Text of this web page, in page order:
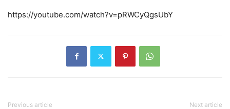
https://youtube.com/watch?v=pRWCyQgsUbY
Previous article Next article